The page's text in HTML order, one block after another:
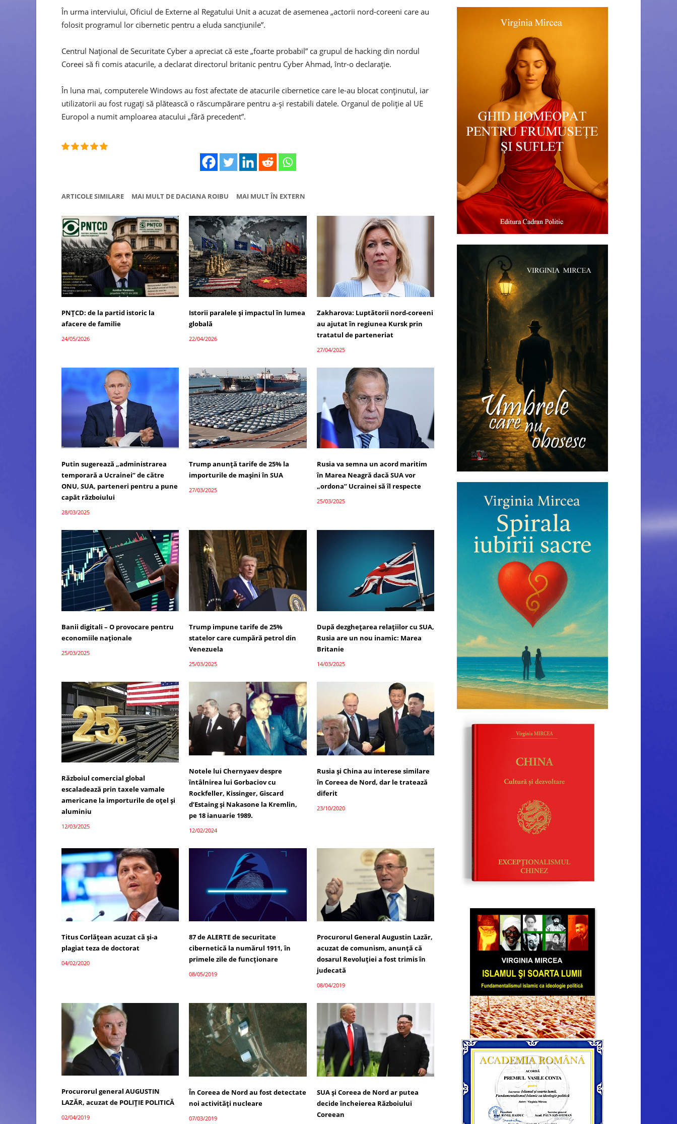
În urma interviului, Oficiul de Externe al Regatului Unit a acuzat de asemenea „actorii nord-coreeni care au
folosit programul lor cibernetic pentru a eluda sancțiunile”.
Centrul Național de Securitate Cyber ​​a apreciat că este „foarte probabil” ca grupul de hacking din nordul
Coreei să fi comis atacurile, a declarat directorul britanic pentru Cyber ​​Ahmad, într-o declarație.
În luna mai, computerele Windows au fost afectate de atacurile cibernetice care le-au blocat conținutul, iar
utilizatorii au fost rugați să plătească o răscumpărare pentru a-și restabili datele. Organul de poliție al UE
Europol a numit amploarea atacului „fără precedent”.
ARTICOLE SIMILARE MAI MULT DE DACIANA ROIBU MAI MULT ÎN EXTERN
PNȚCD: de la partid istoric la
afacere de familie
24/05/2026
Istorii paralele și impactul în lumea
globală
22/04/2026
Zakharova: Luptătorii nord-coreeni
au ajutat în regiunea Kursk prin
tratatul de parteneriat
27/04/2025
Putin sugerează „administrarea
temporară a Ucrainei” de către
ONU, SUA, parteneri pentru a pune
capăt războiului
28/03/2025
Trump anunță tarife de 25% la
importurile de mașini în SUA
27/03/2025
Rusia va semna un acord maritim
în Marea Neagră dacă SUA vor
„ordona” Ucrainei să îl respecte
25/03/2025
Banii digitali – O provocare pentru
economiile naționale
25/03/2025
Trump impune tarife de 25%
statelor care cumpără petrol din
Venezuela
25/03/2025
După dezghețarea relațiilor cu SUA,
Rusia are un nou inamic: Marea
Britanie
14/03/2025
Războiul comercial global
escaladează prin taxele vamale
americane la importurile de oțel și
aluminiu
12/03/2025
Notele lui Chernyaev despre
întâlnirea lui Gorbaciov cu
Rockfeller, Kissinger, Giscard
d’Estaing și Nakasone la Kremlin,
pe 18 ianuarie 1989.
12/02/2024
Rusia și China au interese similare
în Coreea de Nord, dar le tratează
diferit
23/10/2020
Titus Corlățean acuzat că și-a
plagiat teza de doctorat
04/02/2020
87 de ALERTE de securitate
cibernetică la numărul 1911, în
primele zile de funcţionare
08/05/2019
Procurorul General Augustin Lazăr,
acuzat de comunism, anunță că
dosarul Revoluţiei a fost trimis în
judecată
08/04/2019
Procurorul general AUGUSTIN
LAZĂR, acuzat de POLIȚIE POLITICĂ
02/04/2019
În Coreea de Nord au fost detectate
noi activităţi nucleare
07/03/2019
SUA şi Coreea de Nord ar putea
decide încheierea Războiului
Coreean